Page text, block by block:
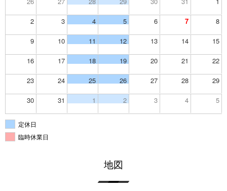
2 3 4 5 6 7 8
9 10 11 12 13 14 15
16 17 18 19 20 21 22
23 24 25 26 27 28 29
30 31 1 2 3 4 5
定休日
臨時休業日
地図